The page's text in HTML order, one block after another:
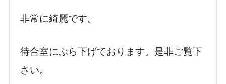
非常に綺麗です。
待合室にぶら下げております。是非ご覧下
さい。